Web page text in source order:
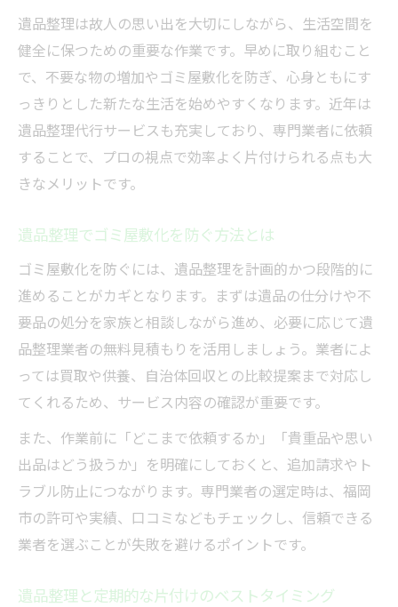
遺品整理は故人の思い出を大切にしながら、生活空間を
健全に保つための重要な作業です。早めに取り組むこと
で、不要な物の増加やゴミ屋敷化を防ぎ、心身ともにす
っきりとした新たな生活を始めやすくなります。近年は
遺品整理代行サービスも充実しており、専門業者に依頼
することで、プロの視点で効率よく片付けられる点も大
きなメリットです。
遺品整理でゴミ屋敷化を防ぐ方法とは
ゴミ屋敷化を防ぐには、遺品整理を計画的かつ段階的に
進めることがカギとなります。まずは遺品の仕分けや不
要品の処分を家族と相談しながら進め、必要に応じて遺
品整理業者の無料見積もりを活用しましょう。業者によ
っては買取や供養、自治体回収との比較提案まで対応し
てくれるため、サービス内容の確認が重要です。
また、作業前に「どこまで依頼するか」「貴重品や思い
出品はどう扱うか」を明確にしておくと、追加請求やト
ラブル防止につながります。専門業者の選定時は、福岡
市の許可や実績、口コミなどもチェックし、信頼できる
業者を選ぶことが失敗を避けるポイントです。
遺品整理と定期的な片付けのベストタイミング